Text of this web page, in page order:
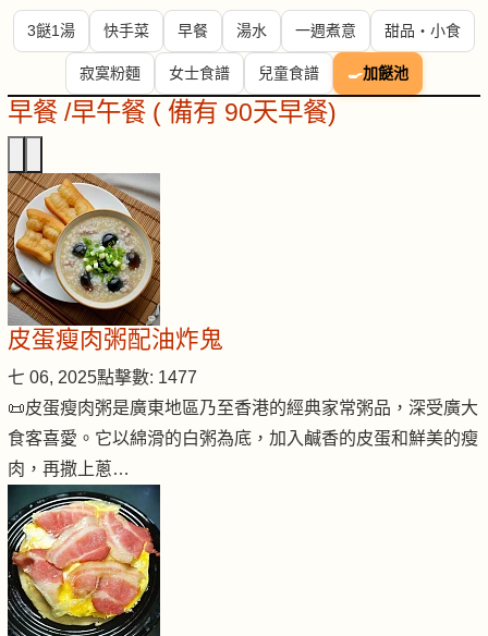
3餸1湯 快手菜 早餐 湯水 一週煮意 甜品・小食
寂寞粉麵 女士食譜 兒童食譜 🍳加餸池
早餐 /早午餐 ( 備有 90天早餐)
皮蛋瘦肉粥配油炸鬼
七 06, 2025點擊數: 1477
📜皮蛋瘦肉粥是廣東地區乃至香港的經典家常粥品，深受廣大
食客喜愛。它以綿滑的白粥為底，加入鹹香的皮蛋和鮮美的瘦
肉，再撒上蔥…